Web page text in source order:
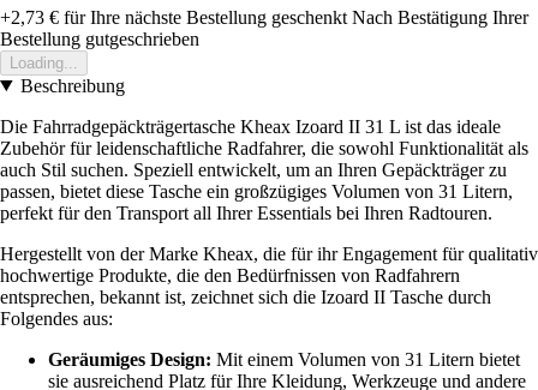
+2,73 € für Ihre nächste Bestellung geschenkt Nach Bestätigung Ihrer
Bestellung gutgeschrieben
Loading...
Beschreibung
Die Fahrradgepäckträgertasche Kheax Izoard II 31 L ist das ideale
Zubehör für leidenschaftliche Radfahrer, die sowohl Funktionalität als
auch Stil suchen. Speziell entwickelt, um an Ihren Gepäckträger zu
passen, bietet diese Tasche ein großzügiges Volumen von 31 Litern,
perfekt für den Transport all Ihrer Essentials bei Ihren Radtouren.
Hergestellt von der Marke Kheax, die für ihr Engagement für qualitativ
hochwertige Produkte, die den Bedürfnissen von Radfahrern
entsprechen, bekannt ist, zeichnet sich die Izoard II Tasche durch
Folgendes aus:
Geräumiges Design: Mit einem Volumen von 31 Litern bietet
sie ausreichend Platz für Ihre Kleidung, Werkzeuge und andere